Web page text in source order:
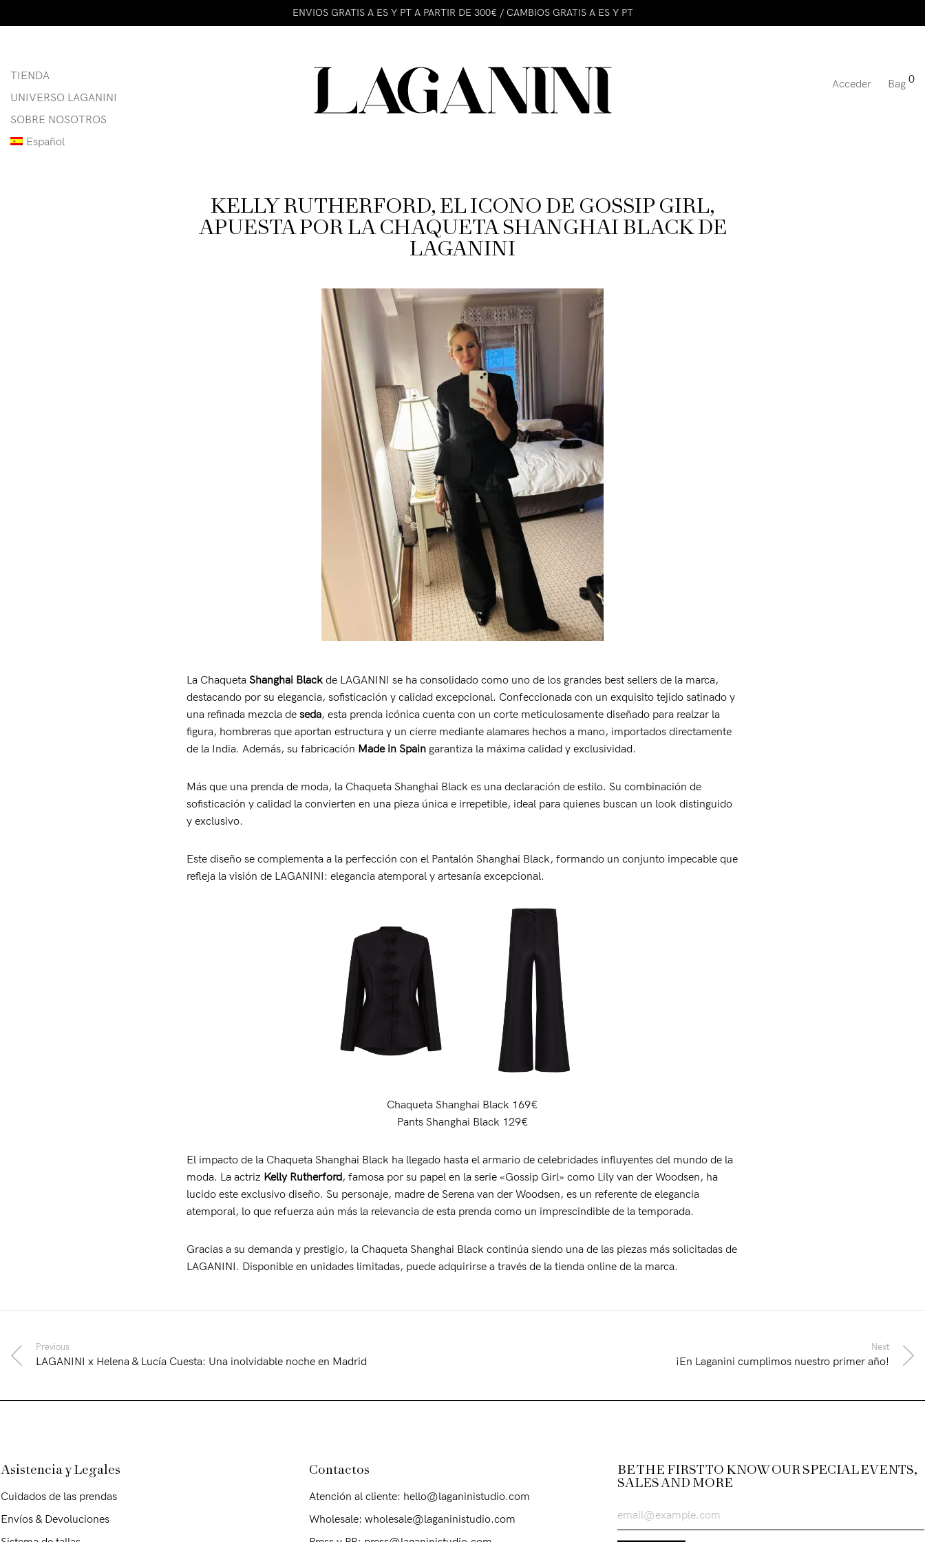
ENVIOS GRATIS A ES Y PT A PARTIR DE 300€ / CAMBIOS GRATIS A ES Y PT
TIENDA
UNIVERSO LAGANINI
SOBRE NOSOTROS
Español
Acceder Bag 0
KELLY RUTHERFORD, EL ICONO DE GOSSIP GIRL,
APUESTA POR LA CHAQUETA SHANGHAI BLACK DE
LAGANINI
La Chaqueta Shanghai Blackde LAGANINI se ha consolidado como uno de los grandes best sellers de la marca,
destacando por su elegancia, sofisticación y calidad excepcional. Confeccionada con un exquisito tejido satinado y
una refinada mezcla de seda, esta prenda icónica cuenta con un corte meticulosamente diseñado para realzar la
figura, hombreras que aportan estructura y un cierre mediante alamares hechos a mano, importados directamente
de la India. Además, su fabricación Made in Spaingarantiza la máxima calidad y exclusividad.
Más que una prenda de moda, la Chaqueta Shanghai Black es una declaración de estilo. Su combinación de
sofisticación y calidad la convierten en una pieza única e irrepetible, ideal para quienes buscan un look distinguido
y exclusivo.
Este diseño se complementa a la perfección con el Pantalón Shanghai Black, formando un conjunto impecable que
refleja la visión de LAGANINI: elegancia atemporal y artesanía excepcional.
Chaqueta Shanghai Black 169€
Pants Shanghai Black 129€
El impacto de la Chaqueta Shanghai Black ha llegado hasta el armario de celebridades influyentes del mundo de la
moda. La actriz Kelly Rutherford, famosa por su papel en la serie «Gossip Girl» como Lily van der Woodsen, ha
lucido este exclusivo diseño. Su personaje, madre de Serena van der Woodsen, es un referente de elegancia
atemporal, lo que refuerza aún más la relevancia de esta prenda como un imprescindible de la temporada.
Gracias a su demanda y prestigio, la Chaqueta Shanghai Black continúa siendo una de las piezas más solicitadas de
LAGANINI. Disponible en unidades limitadas, puede adquirirse a través de la tienda online de la marca.
Previous
LAGANINI x Helena & Lucía Cuesta: Una inolvidable noche en Madrid
Next
¡En Laganini cumplimos nuestro primer año!
Asistencia y Legales
Cuidados de las prendas
Envíos & Devoluciones
Contactos
Atención al cliente: hello@laganinistudio.com
Wholesale: wholesale@laganinistudio.com
BE THE FIRST TO KNOW OUR SPECIAL EVENTS,
SALES AND MORE